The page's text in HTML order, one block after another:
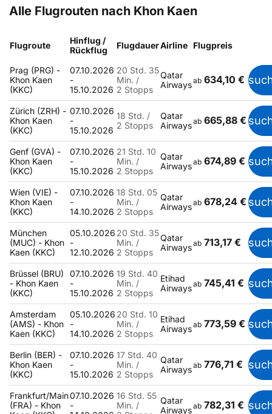
Alle Flugrouten nach Khon Kaen
Flugroute
Hinflug /
Rückflug
FlugdauerAirline Flugpreis
Prag (PRG) -
Khon Kaen
(KKC)
07.10.2026
-
15.10.2026
20 Std. 35
Min. /
2 Stopps
Qatar
Airwaysab 634,10 €
Zürich (ZRH) -
Khon Kaen
(KKC)
07.10.2026
-
15.10.2026
18 Std. /
2 Stopps
Qatar
Airwaysab 665,88 €
Genf (GVA) -
Khon Kaen
(KKC)
07.10.2026
-
15.10.2026
21 Std. 10
Min. /
2 Stopps
Qatar
Airwaysab 674,89 €
Wien (VIE) -
Khon Kaen
(KKC)
07.10.2026
-
14.10.2026
18 Std. 05
Min. /
2 Stopps
Qatar
Airwaysab 678,24 €
München
(MUC) - Khon
Kaen (KKC)
05.10.2026
-
12.10.2026
20 Std. 35
Min. /
2 Stopps
Qatar
Airwaysab 713,17 €
Brüssel (BRU)
- Khon Kaen
(KKC)
07.10.2026
-
15.10.2026
19 Std. 40
Min. /
2 Stopps
Etihad
Airwaysab 745,41 €
Amsterdam
(AMS) - Khon
Kaen (KKC)
05.10.2026
-
14.10.2026
20 Std. 10
Min. /
2 Stopps
Etihad
Airwaysab 773,59 €
Berlin (BER) -
Khon Kaen
(KKC)
07.10.2026
-
15.10.2026
17 Std. 40
Min. /
2 Stopps
Qatar
Airwaysab 776,71 €
Frankfurt/Main
(FRA) - Khon
07.10.2026
-
16 Std. 55
Min. /
Qatar
Airwaysab 782,31 €